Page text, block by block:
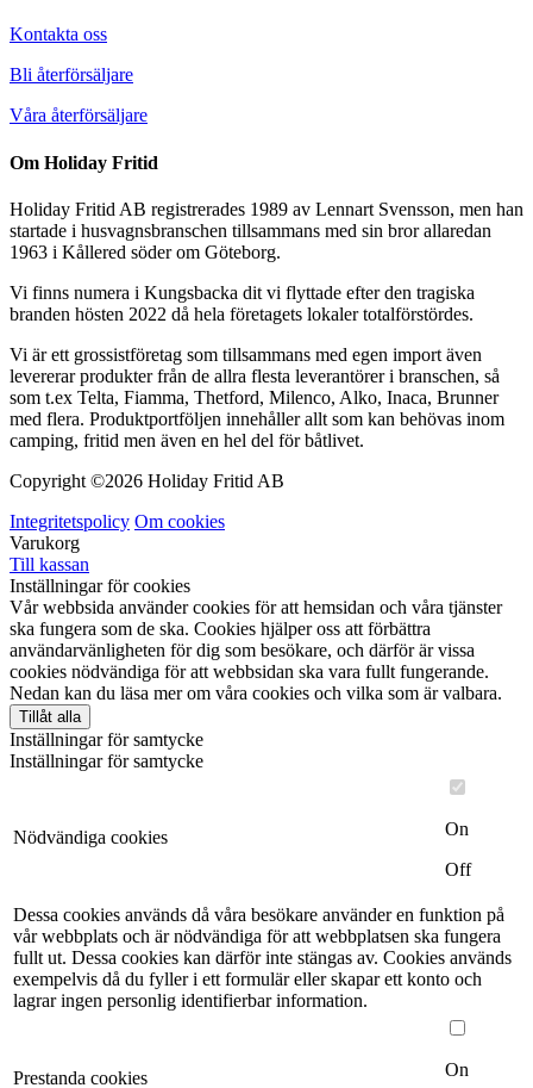
Kontakta oss
Bli återförsäljare
Våra återförsäljare
Om Holiday Fritid
Holiday Fritid AB registrerades 1989 av Lennart Svensson, men han
startade i husvagnsbranschen tillsammans med sin bror allaredan
1963 i Kållered söder om Göteborg.
Vi finns numera i Kungsbacka dit vi flyttade efter den tragiska
branden hösten 2022 då hela företagets lokaler totalförstördes.
Vi är ett grossistföretag som tillsammans med egen import även
levererar produkter från de allra flesta leverantörer i branschen, så
som t.ex Telta, Fiamma, Thetford, Milenco, Alko, Inaca, Brunner
med flera. Produktportföljen innehåller allt som kan behövas inom
camping, fritid men även en hel del för båtlivet.
Copyright ©2026 Holiday Fritid AB
Integritetspolicy Om cookies
Varukorg
Till kassan
Inställningar för cookies
Vår webbsida använder cookies för att hemsidan och våra tjänster
ska fungera som de ska. Cookies hjälper oss att förbättra
användarvänligheten för dig som besökare, och därför är vissa
cookies nödvändiga för att webbsidan ska vara fullt fungerande.
Nedan kan du läsa mer om våra cookies och vilka som är valbara.
Tillåt alla
Inställningar för samtycke
Inställningar för samtycke
Nödvändiga cookies
On
Off
Dessa cookies används då våra besökare använder en funktion på
vår webbplats och är nödvändiga för att webbplatsen ska fungera
fullt ut. Dessa cookies kan därför inte stängas av. Cookies används
exempelvis då du fyller i ett formulär eller skapar ett konto och
lagrar ingen personlig identifierbar information.
Prestanda cookies On